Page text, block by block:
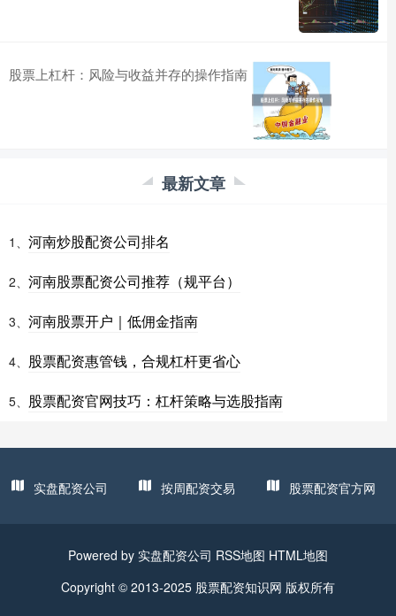
股票上杠杆：风险与收益并存的操作指南
最新文章
1、 河南炒股配资公司排名
2、 河南股票配资公司推荐（规平台）
3、 河南股票开户｜低佣金指南
4、 股票配资惠管钱，合规杠杆更省心
5、 股票配资官网技巧：杠杆策略与选股指南
实盘配资公司 按周配资交易 股票配资官方网
Powered by 实盘配资公司 RSS地图 HTML地图
Copyright © 2013-2025 股票配资知识网 版权所有